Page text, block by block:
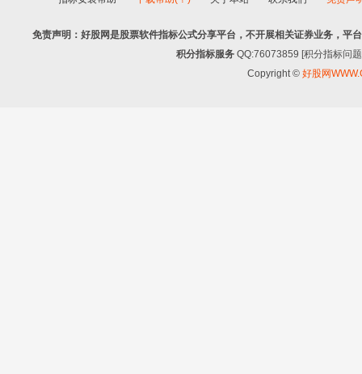
免责声明：好股网是股票软件指标公式分享平台，不开展相关证券业务，平
积分指标服务 QQ:76073859 [积分指标问
Copyright © 好股网